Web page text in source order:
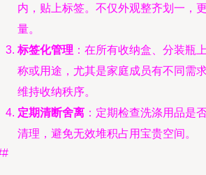
内，贴上标签。不仅外观整齐划一，
量。
标签化管理 ：在所有收纳盒、分装瓶
称或用途，尤其是家庭成员有不同需
维持收纳秩序。
定期清断舍离 ：定期检查洗涤用品是
清理，避免无效堆积占用宝贵空间。